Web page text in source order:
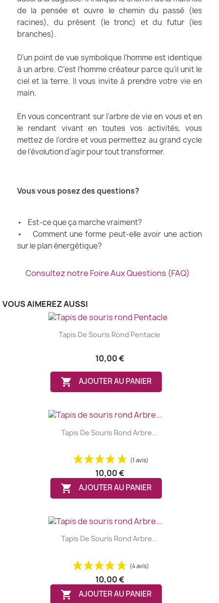
de la pensée et ouvre le chemin du passé (les
racines), du présent (le tronc) et du futur (les
branches).
D’un point de vue symbolique l’homme est identique
à un arbre. C’est l’homme créateur parce qu’il unit le
ciel et la terre. Il vous invite à prendre votre vie en
main.
En vous concentrant sur l’arbre de vie en vous et en
le rendant vivant en toutes vos activités, vous
mettez de l’ordre et vous permettez au grand cycle
de l’évolution d’agir pour tout transformer.
Vous vous posez des questions?
• Est-ce que ça marche vraiment?
• Comment une forme peut-elle avoir une action
sur le plan énergétique?
Consultez notre Foire Aux Questions (FAQ)
VOUS AIMEREZ AUSSI
Tapis De Souris Rond Pentacle
10,00 €
 AJOUTER AU PANIER
Tapis De Souris Rond Arbre...
(1 avis)
10,00 €
 AJOUTER AU PANIER
Tapis De Souris Rond Arbre...
(4 avis)
10,00 €
 AJOUTER AU PANIER